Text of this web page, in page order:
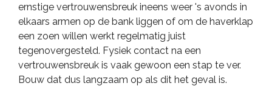
ernstige vertrouwensbreuk ineens weer 's avonds in
elkaars armen op de bank liggen of om de haverklap
een zoen willen werkt regelmatig juist
tegenovergesteld. Fysiek contact na een
vertrouwensbreuk is vaak gewoon een stap te ver.
Bouw dat dus langzaam op als dit het geval is.